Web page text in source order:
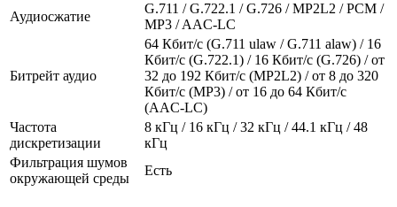
Аудиосжатие
G.711 / G.722.1 / G.726 / MP2L2 / PCM /
MP3 / AAC-LC
Битрейт аудио
64 Кбит/с (G.711 ulaw / G.711 alaw) / 16
Кбит/с (G.722.1) / 16 Кбит/с (G.726) / от
32 до 192 Кбит/с (MP2L2) / от 8 до 320
Кбит/с (MP3) / от 16 до 64 Кбит/с
(AAC-LC)
Частота
дискретизации
8 кГц / 16 кГц / 32 кГц / 44.1 кГц / 48
кГц
Фильтрация шумов
окружающей среды
Есть